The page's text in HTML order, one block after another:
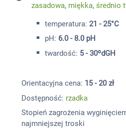
zasadowa, miękka,średnio
temperatura: 21 - 25°C
pH: 6.0 - 8.0 pH
twardość: 5 - 30ºdGH
Orientacyjna cena: 15 - 20 zł
Dostępność: rzadka
Stopień zagrożenia
najmniejszej troski